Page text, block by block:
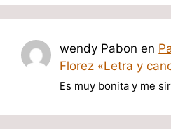
wendy Pabon en
Florez «Letra y
Es muy bonita y me